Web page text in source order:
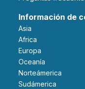
Información de
Asia
Africa
Europa
Oceanía
Norteámerica
Sudámerica